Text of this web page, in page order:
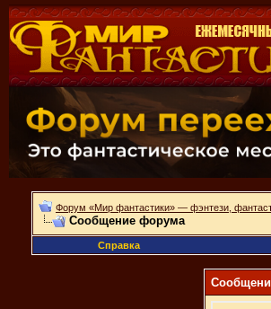
Форум «Мир фантастики» — фэнтези,
Сообщение форума
Справка